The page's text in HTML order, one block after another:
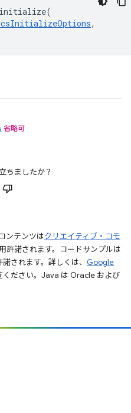
initialize(
,
省略可
ちましたか？
ンテンツはクリエイティブ・コモ
許諾されます。コードサンプルは
されます。詳しくは、 Google
ください。Java は Oracle および